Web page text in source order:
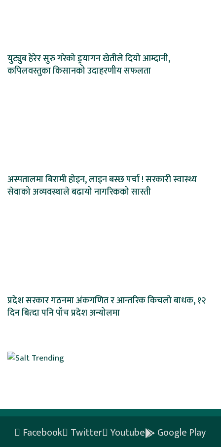
युट्युब हेरेर सुरु गरेको ड्र्यागन खेतीले दियो आम्दानी,
कपिलवस्तुका किसानको उदाहरणीय सफलता
अस्पतालमा बिरामी होइन, लाइन बस्छ पर्चा ! सरकारी स्वास्थ्य
सेवाको अव्यवस्थाले बढायो नागरिकको सास्ती
प्रदेश सरकार गठनमा अंकगणित र आन्तरिक किचलो बाधक, १२
दिन बित्दा पनि पाँच प्रदेश अन्योलमा
Facebook Twitter Youtube Google Play